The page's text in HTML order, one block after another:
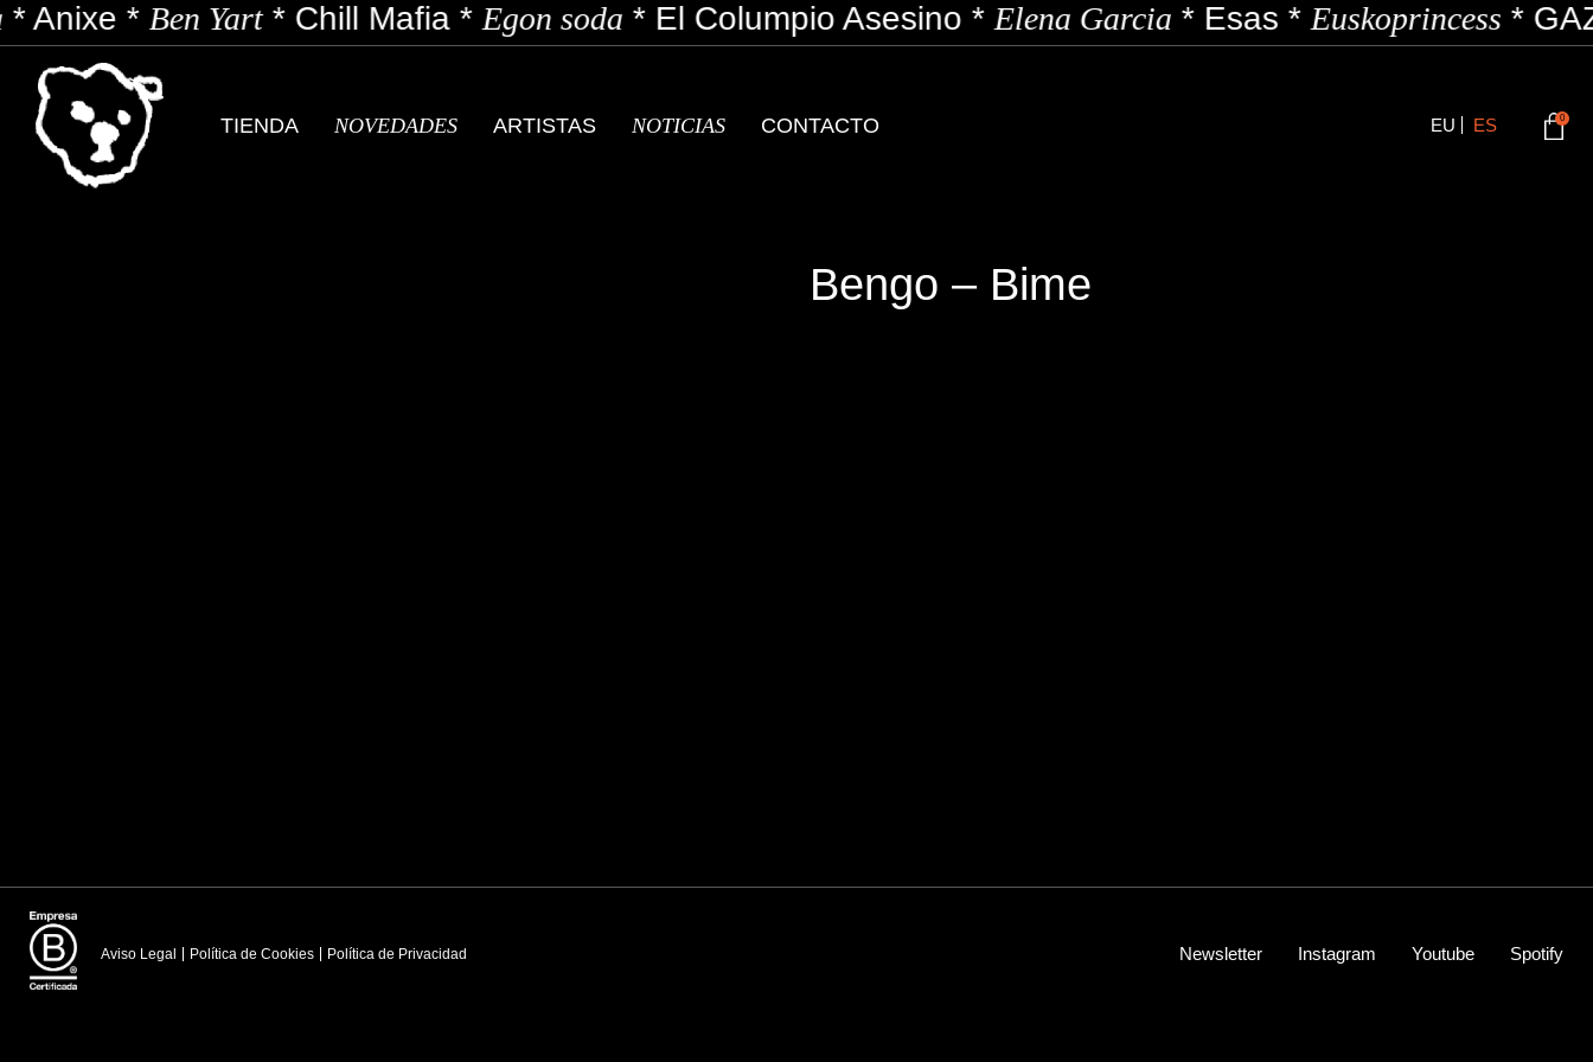
Anixe*Ben Yart*Chill Mafia*Egon soda*El Columpio Asesino*Elena Garcia*Esas*Euskoprincess*
TIENDA NOVEDADES ARTISTAS NOTICIAS CONTACTO EU ES 0
Bengo – Bime
Aviso Legal Política de Cookies Política de Privacidad Newsletter Instagram Youtube Spotify